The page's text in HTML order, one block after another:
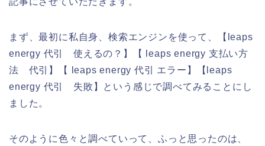
まず、最初に私自身、検索エンジンを使って、【leaps
energy 代引 使えるの？】【 leaps energy 支払い方
法 代引】【 leaps energy 代引 エラー】【leaps
energy 代引 失敗】という感じで調べてみることにし
ました。
そのように色々と調べていって、ふっと思ったのは、